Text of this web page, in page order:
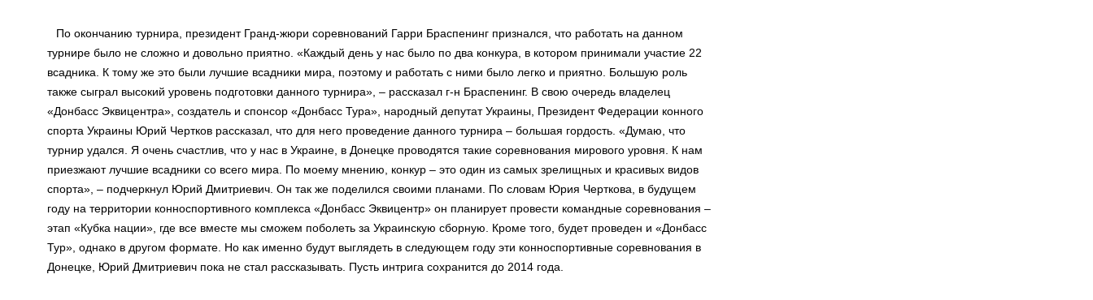
По окончанию турнира, президент Гранд-жюри соревнований Гарри Браспенинг признался, что работать на данном
турнире было не сложно и довольно приятно. «Каждый день у нас было по два конкура, в котором принимали участие 22
всадника. К тому же это были лучшие всадники мира, поэтому и работать с ними было легко и приятно. Большую роль
также сыграл высокий уровень подготовки данного турнира», – рассказал г-н Браспенинг. В свою очередь владелец
«Донбасс Эквицентра», создатель и спонсор «Донбасс Тура», народный депутат Украины, Президент Федерации конного
спорта Украины Юрий Чертков рассказал, что для него проведение данного турнира – большая гордость. «Думаю, что
турнир удался. Я очень счастлив, что у нас в Украине, в Донецке проводятся такие соревнования мирового уровня. К нам
приезжают лучшие всадники со всего мира. По моему мнению, конкур – это один из самых зрелищных и красивых видов
спорта», – подчеркнул Юрий Дмитриевич. Он так же поделился своими планами. По словам Юрия Черткова, в будущем
году на территории конноспортивного комплекса «Донбасс Эквицентр» он планирует провести командные соревнования –
этап «Кубка нации», где все вместе мы сможем поболеть за Украинскую сборную. Кроме того, будет проведен и «Донбасс
Тур», однако в другом формате. Но как именно будут выглядеть в следующем году эти конноспортивные соревнования в
Донецке, Юрий Дмитриевич пока не стал рассказывать. Пусть интрига сохранится до 2014 года.